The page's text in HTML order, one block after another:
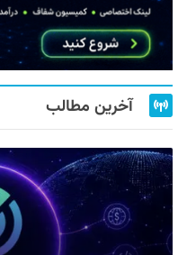
آخرین مطالب